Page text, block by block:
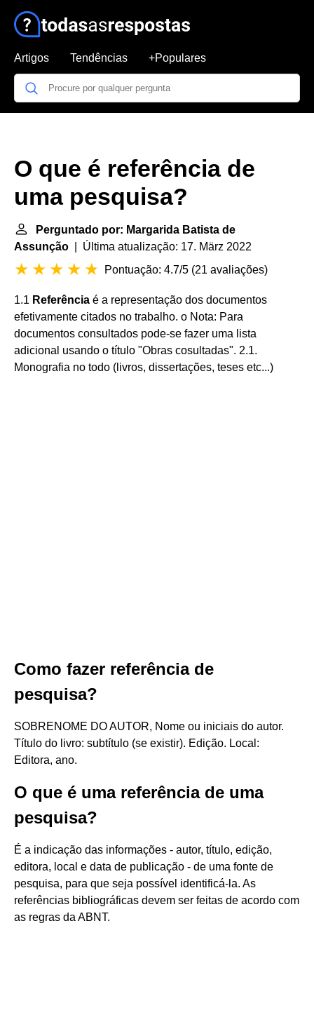
Artigos Tendências +Populares
O que é referência de
uma pesquisa?
Perguntado por: Margarida Batista de
Assunção | Última atualização: 17. März 2022
Pontuação: 4.7/5 (21 avaliações)
1.1 Referência é a representação dos documentos
efetivamente citados no trabalho. o Nota: Para
documentos consultados pode-se fazer uma lista
adicional usando o título "Obras cosultadas". 2.1.
Monografia no todo (livros, dissertações, teses etc...)
Como fazer referência de
pesquisa?
SOBRENOME DO AUTOR, Nome ou iniciais do autor.
Título do livro: subtítulo (se existir). Edição. Local:
Editora, ano.
O que é uma referência de uma
pesquisa?
É a indicação das informações - autor, título, edição,
editora, local e data de publicação - de uma fonte de
pesquisa, para que seja possível identificá-la. As
referências bibliográficas devem ser feitas de acordo com
as regras da ABNT.